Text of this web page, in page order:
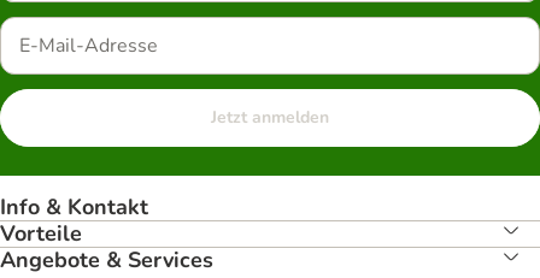
Jetzt anmelden
Info & Kontakt
Vorteile
Angebote & Services